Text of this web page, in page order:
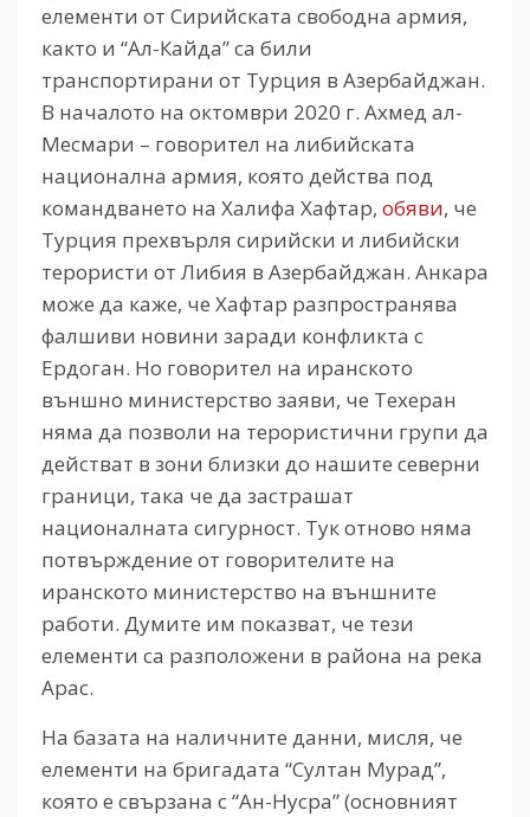
елементи от Сирийската свободна армия,
както и “Ал-Кайда” са били
транспортирани от Турция в Азербайджан.
В началото на октомври 2020 г. Ахмед ал-
Месмари – говорител на либийската
национална армия, която действа под
командването на Халифа Хафтар, обяви, че
Турция прехвърля сирийски и либийски
терористи от Либия в Азербайджан. Анкара
може да каже, че Хафтар разпространява
фалшиви новини заради конфликта с
Ердоган. Но говорител на иранското
външно министерство заяви, че Техеран
няма да позволи на терористични групи да
действат в зони близки до нашите северни
граници, така че да застрашат
националната сигурност. Тук отново няма
потвърждение от говорителите на
иранското министерство на външните
работи. Думите им показват, че тези
елементи са разположени в района на река
Арас.
На базата на наличните данни, мисля, че
елементи на бригадата “Султан Мурад”,
която е свързана с “Ан-Нусра” (основният